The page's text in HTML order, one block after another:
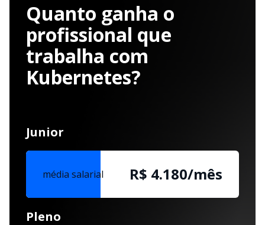
Quanto ganha o
profissional que
trabalha com
Kubernetes?
Junior
média salarial R$ 4.180/mês
Pleno